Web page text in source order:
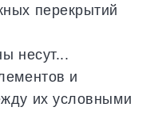
перекрытий
несут...
и
их условными